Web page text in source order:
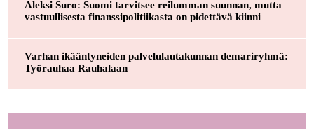
Aleksi Suro: Suomi tarvitsee reilumman suunnan, mutta
vastuullisesta finanssipolitiikasta on pidettävä kiinni
Varhan ikääntyneiden palvelulautakunnan demariryhmä:
Työrauhaa Rauhalaan